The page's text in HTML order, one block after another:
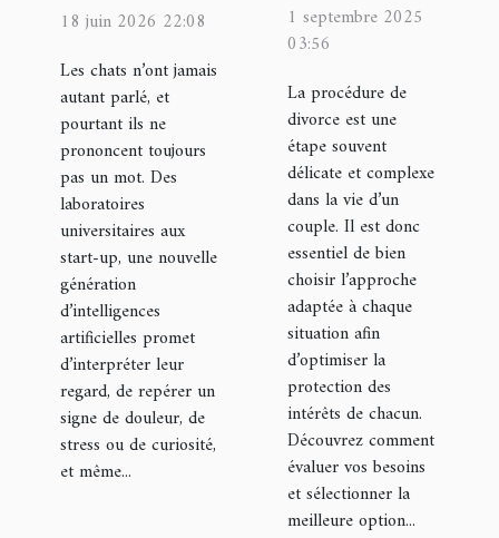
intelligences
artificielles
qui
interprètent
le regard
félin
18 juin 2026 22:08
Les chats n’ont jamais
autant parlé, et
pourtant ils ne
prononcent toujours
pas un mot. Des
laboratoires
universitaires aux
start-up, une nouvelle
génération
d’intelligences
artificielles promet
d’interpréter leur
regard, de repérer un
signe de douleur, de
stress ou de curiosité,
et même...
approche
procédure
de divorce ?
1 septembre 2025
03:56
La procédure de
divorce est une
étape souvent
délicate et complexe
dans la vie d’un
couple. Il est donc
essentiel de bien
choisir l’approche
adaptée à chaque
situation afin
d’optimiser la
protection des
intérêts de chacun.
Découvrez comment
évaluer vos besoins
et sélectionner la
meilleure option...